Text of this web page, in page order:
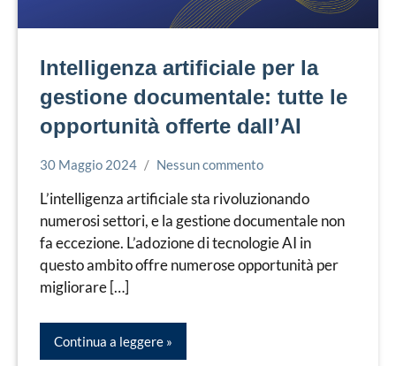
Intelligenza artificiale per la
gestione documentale: tutte le
opportunità offerte dall’AI
Digitalizzazione
30 Maggio 2024
Simone
Leorato
Nessun commento
L’intelligenza artificiale sta rivoluzionando
numerosi settori, e la gestione documentale non
fa eccezione. L’adozione di tecnologie AI in
questo ambito offre numerose opportunità per
migliorare […]
Continua a leggere